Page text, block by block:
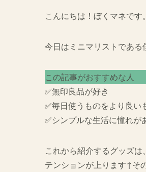
こんにちは！ぼくマネです。
今日はミニマリストである
この記事がおすすめな人
✅無印良品が好き
✅毎日使うものをより良い
✅シンプルな生活に憧れが
これから紹介するグッズは、
テンションが上ります↑そ